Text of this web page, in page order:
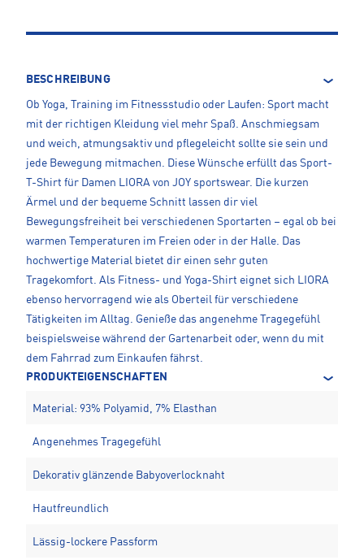
BESCHREIBUNG
Ob Yoga, Training im Fitnessstudio oder Laufen: Sport macht
mit der richtigen Kleidung viel mehr Spaß. Anschmiegsam
und weich, atmungsaktiv und pflegeleicht sollte sie sein und
jede Bewegung mitmachen. Diese Wünsche erfüllt das Sport-
T-Shirt für Damen LIORA von JOY sportswear. Die kurzen
Ärmel und der bequeme Schnitt lassen dir viel
Bewegungsfreiheit bei verschiedenen Sportarten – egal ob bei
warmen Temperaturen im Freien oder in der Halle. Das
hochwertige Material bietet dir einen sehr guten
Tragekomfort. Als Fitness- und Yoga-Shirt eignet sich LIORA
ebenso hervorragend wie als Oberteil für verschiedene
Tätigkeiten im Alltag. Genieße das angenehme Tragegefühl
beispielsweise während der Gartenarbeit oder, wenn du mit
dem Fahrrad zum Einkaufen fährst.
PRODUKTEIGENSCHAFTEN
Material: 93% Polyamid, 7% Elasthan
Angenehmes Tragegefühl
Dekorativ glänzende Babyoverlocknaht
Hautfreundlich
Lässig-lockere Passform